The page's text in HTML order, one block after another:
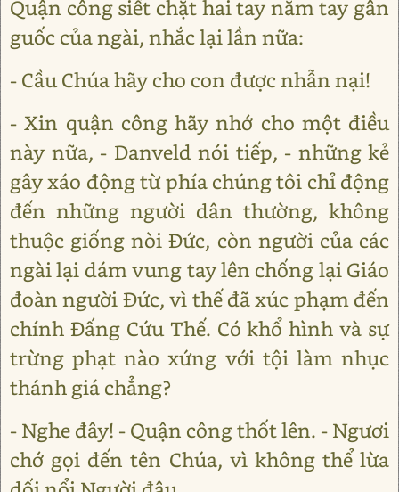
Quận công siết chặt hai tay nắm tay gân
guốc của ngài, nhắc lại lần nữa:
- Cầu Chúa hãy cho con được nhẫn nại!
- Xin quận công hãy nhớ cho một điều
này nữa, - Danveld nói tiếp, - những kẻ
gây xáo động từ phía chúng tôi chỉ động
đến những người dân thường, không
thuộc giống nòi Đức, còn người của các
ngài lại dám vung tay lên chống lại Giáo
đoàn người Đức, vì thế đã xúc phạm đến
chính Đấng Cứu Thế. Có khổ hình và sự
trừng phạt nào xứng với tội làm nhục
thánh giá chẳng?
- Nghe đây! - Quận công thốt lên. - Ngươi
chớ gọi đến tên Chúa, vì không thể lừa